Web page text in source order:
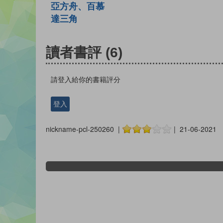
亞方舟、百慕
達三角
讀者書評 (6)
請登入給你的書籍評分
登入
nickname-pcl-250260 | | 21-06-2021